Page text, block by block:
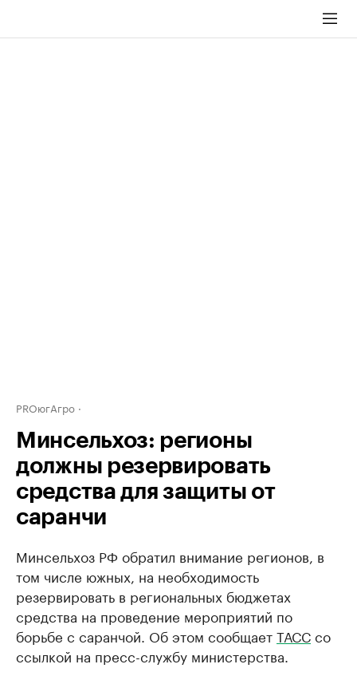
PROюгАгро
Минсельхоз: регионы
должны резервировать
средства для защиты от
саранчи
Минсельхоз РФ обратил внимание регионов, в
том числе южных, на необходимость
резервировать в региональных бюджетах
средства на проведение мероприятий по
борьбе с саранчой. Об этом сообщаетТАССсо
ссылкой на пресс-службу министерства.